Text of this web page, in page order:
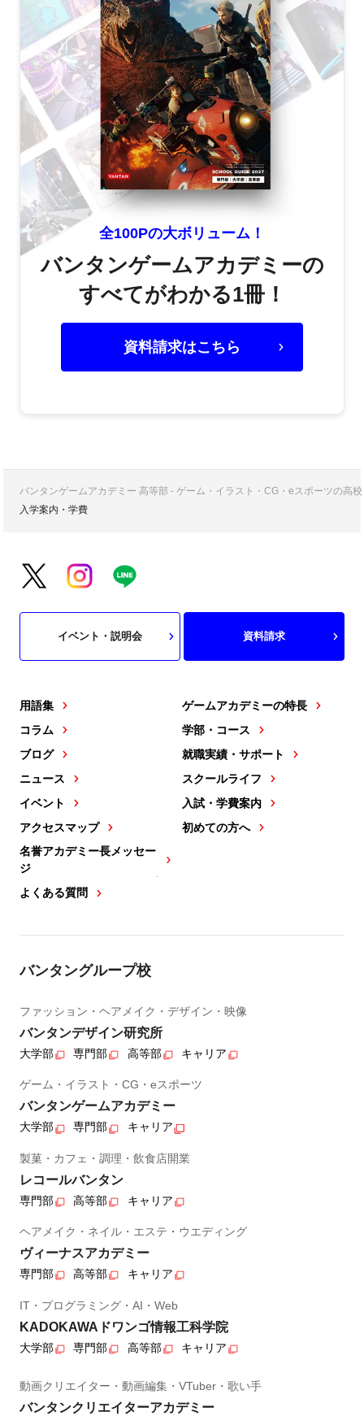
全100Pの大ボリューム！
バンタンゲームアカデミーの
すべてがわかる1冊！
資料請求はこちら
バンタンゲームアカデミー 高等部 - ゲーム・イラスト・CG・eスポーツの高
入学案内・学費
用語集
コラム
ブログ
ニュース
イベント
アクセスマップ
名誉アカデミー長メッセー
ジ
よくある質問
ゲームアカデミーの特長
学部・コース
就職実績・サポート
スクールライフ
入試・学費案内
初めての方へ
イベント・説明会 資料請求
バンタングループ校
ファッション・ヘアメイク・デザイン・映像
バンタンデザイン研究所
大学部 専門部 高等部 キャリア
ゲーム・イラスト・CG・eスポーツ
バンタンゲームアカデミー
大学部 専門部 キャリア
製菓・カフェ・調理・飲食店開業
レコールバンタン
専門部 高等部 キャリア
ヘアメイク・ネイル・エステ・ウエディング
ヴィーナスアカデミー
専門部 高等部 キャリア
IT・プログラミング・AI・Web
KADOKAWAドワンゴ情報工科学院
大学部 専門部 高等部 キャリア
動画クリエイター・動画編集・VTuber・歌い手
バンタンクリエイターアカデミー